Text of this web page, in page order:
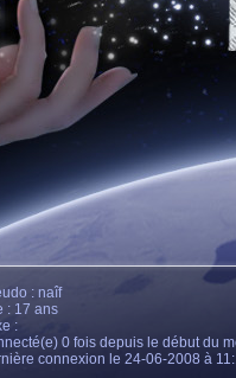
: naîf
: 17 ans
:
0 fois depuis le début du
connexion le 24-06-2008 à